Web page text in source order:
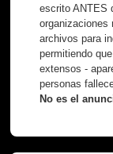
escrito ANTES
organizaciones
archivos para
permitiendo
extensos -
personas
No es el